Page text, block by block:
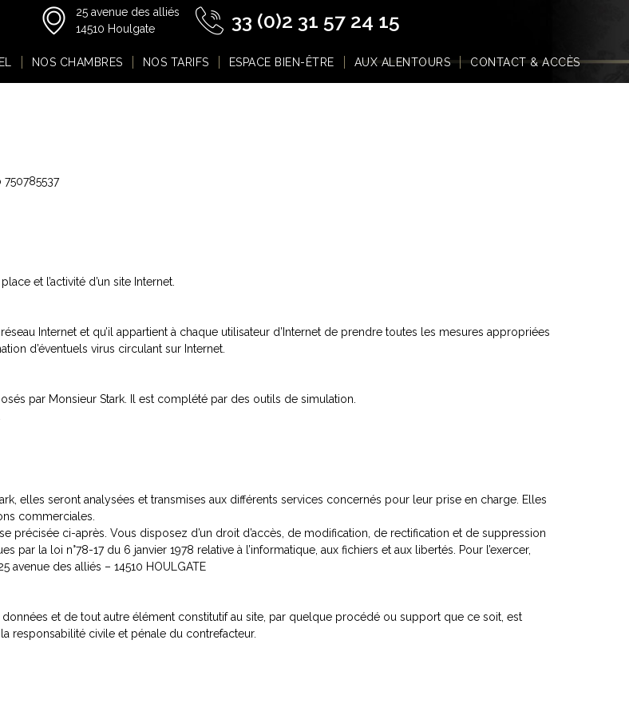
25 avenue des alliés
14510 Houlgate
33 (0)2 31 57 24 15
NOS CHAMBRES NOS TARIFS ESPACE BIEN-ÊTRE AUX ALENTOURS CONTACT & ACCÈS
et l’activité d’un site Internet.
Internet et qu’il appartient à chaque utilisateur d’Internet de prendre toutes les mesures appropriées
d’éventuels virus circulant sur Internet.
par Monsieur Stark. Il est complété par des outils de simulation.
elles seront analysées et transmises aux différents services concernés pour leur prise en charge. Elles
commerciales.
précisée ci-après. Vous disposez d’un droit d’accès, de modification, de rectification et de suppression
la loi n°78-17 du 6 janvier 1978 relative à l’informatique, aux fichiers et aux libertés. Pour l’exercer,
avenue des alliés – 14510 HOULGATE
et de tout autre élément constitutif au site, par quelque procédé ou support que ce soit, est
responsabilité civile et pénale du contrefacteur.